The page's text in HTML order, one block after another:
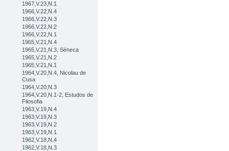
1967,V.23,N.1
1966,V.22,N.4
1966,V.22,N.3
1966,V.22,N.2
1966,V.22,N.1
1965,V.21,N.4
1965,V.21,N.3, Séneca
1965,V.21,N.2
1965,V.21,N.1
1964,V.20,N.4, Nicolau de
Cusa
1964,V.20,N.3
1964,V.20,N.1-2, Estudos de
Filosofia
1963,V.19,N.4
1963,V.19,N.3
1963,V.19,N.2
1963,V.19,N.1
1962,V.18,N.4
1962,V.18,N.3